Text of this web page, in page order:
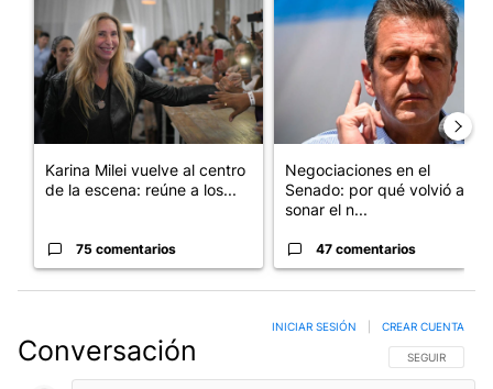
Karina Milei vuelve al centro
de la escena: reúne a los...
75 comentarios
Negociaciones en el
Senado: por qué volvió a
sonar el n...
47 comentarios
Conversación SIGA ESTA
SEGUIR
INICIAR SESIÓN CREAR CUENTA